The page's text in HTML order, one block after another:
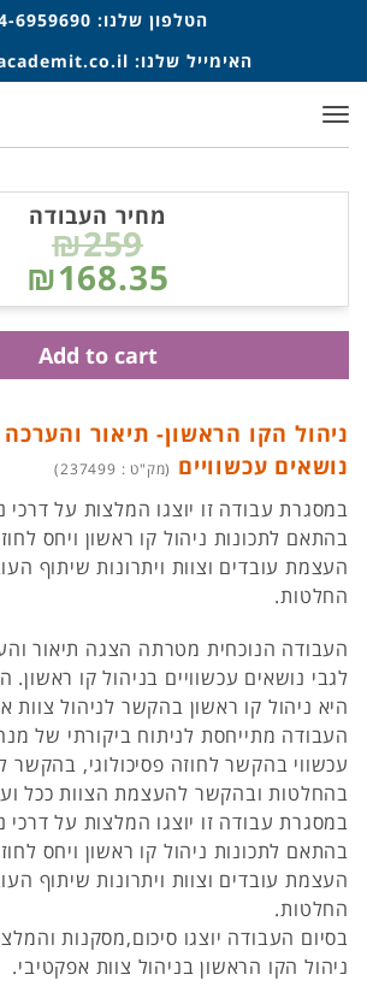
הטלפון שלנו: 6959690
האימייל שלנו:
תפריט
ניהול הקו הראשון- תיאור והערכה
נושאים עכשוויים (מק"ט : 237499)
במסגרת עבודה זו יוצגו המלצות על דרכי
בהתאם לתכונות ניהול קו ראשון ויחס
העצמת עובדים וצוות ויתרונות שיתוף
החלטות.
העבודה הנוכחית מטרתה הצגה תיאור
לגבי נושאים עכשוויים בניהול קו ראשון.
היא ניהול קו ראשון בהקשר לניהול צוות
העבודה מתייחסת לניתוח ביקורתי של
עכשווי בהקשר לחוזה פסיכולוגי, בהקשר
בהחלטות ובהקשר להעצמת הצוות ככל
במסגרת עבודה זו יוצגו המלצות על דרכי
בהתאם לתכונות ניהול קו ראשון ויחס
העצמת עובדים וצוות ויתרונות שיתוף
החלטות.
בסיום העבודה יוצגו סיכום,מסקנות
ניהול הקו הראשון בניהול צוות אפקטיבי.
מחיר העבודה
₪259
₪168.35
Add to cart